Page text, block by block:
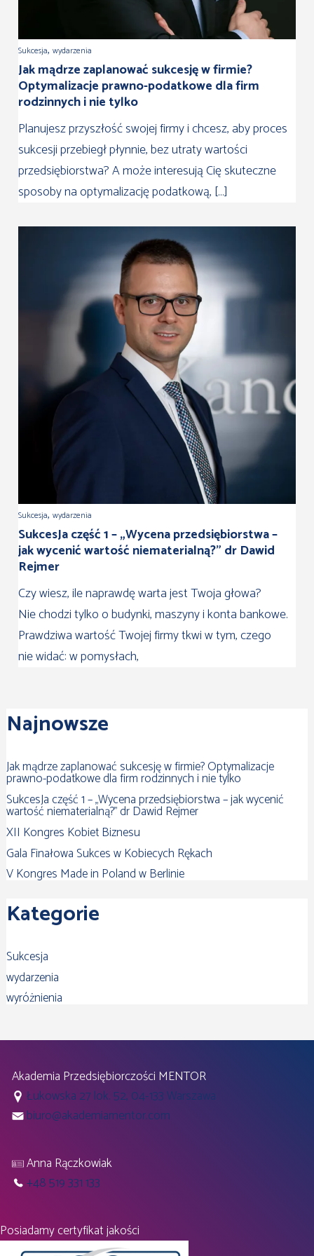
Sukcesja,wydarzenia
Jak mądrze zaplanować sukcesję w firmie?
Optymalizacje prawno-podatkowe dla firm
rodzinnych i nie tylko
Planujesz przyszłość swojej firmy i chcesz, aby proces
sukcesji przebiegł płynnie, bez utraty wartości
przedsiębiorstwa? A może interesują Cię skuteczne
sposoby na optymalizację podatkową, […]
Sukcesja,wydarzenia
SukcesJa część 1 – „Wycena przedsiębiorstwa –
jak wycenić wartość niematerialną?” dr Dawid
Rejmer
Czy wiesz, ile naprawdę warta jest Twoja głowa?
Nie chodzi tylko o budynki, maszyny i konta bankowe.
Prawdziwa wartość Twojej firmy tkwi w tym, czego
nie widać: w pomysłach,
Najnowsze
Jak mądrze zaplanować sukcesję w firmie? Optymalizacje
prawno-podatkowe dla firm rodzinnych i nie tylko
SukcesJa część 1 – „Wycena przedsiębiorstwa – jak wycenić
wartość niematerialną?” dr Dawid Rejmer
XII Kongres Kobiet Biznesu
Gala Finałowa Sukces w Kobiecych Rękach
V Kongres Made in Poland w Berlinie
Kategorie
Sukcesja
wydarzenia
wyróżnienia
Akademia Przedsiębiorczości MENTOR
Łukowska 27 lok. 52, 04-133 Warszawa
biuro@akademiamentor.com
Anna Rączkowiak
+48 519 331 133
Posiadamy certyfikat jakości